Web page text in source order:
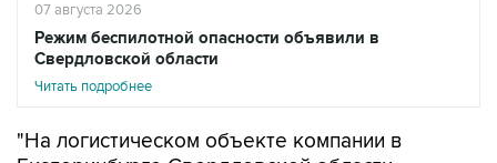
07 августа 2026
Режим беспилотной опасности объявили в
Свердловской области
Читать подробнее
"На логистическом объекте компании в